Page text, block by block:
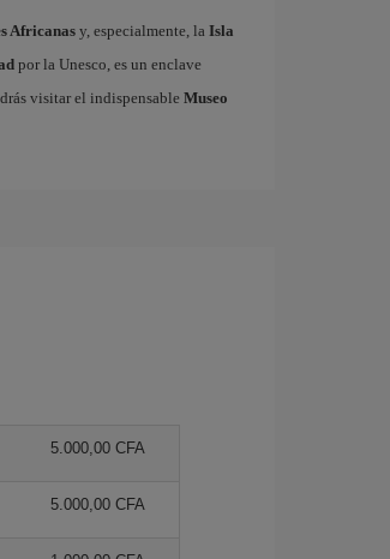
Africanasy, especialmente, la Isla
por la Unesco, es un enclave
visitar el indispensable Museo
5.000,00 CFA
5.000,00 CFA